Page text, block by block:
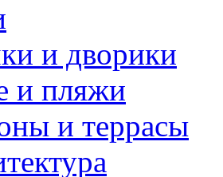
и дворики
и пляжи
и террасы